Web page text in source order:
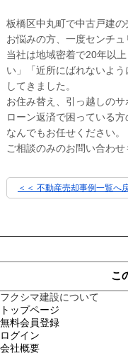
板橋区中丸町で中古戸建
お悩みの方、一度センチュ
当社は地域密着で20年以
い」「近所にばれないよ
してきました。
お住み替え、引っ越しの
ローン返済で困っている
なんでもお任せください。
ご相談のみのお問い合わせ
＜＜ 不動産売却事例一覧へ
こ
フクシマ建設について
トップページ
無料会員登録
ログイン
会社概要